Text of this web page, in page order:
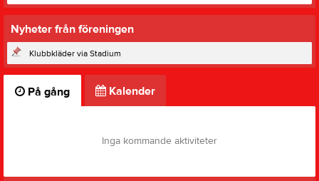
Nyheter från föreningen
Klubbkläder via Stadium
På gång Kalender
Inga kommande aktiviteter